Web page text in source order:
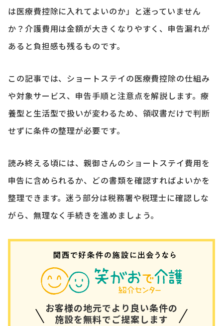
は医療費控除に入れてよいのか」と迷っていません
か？介護費用は金額が大きくなりやすく、申告漏れが
あると負担感も残るものです。
この記事では、ショートステイの医療費控除の仕組み
や対象サービス、申告手順と注意点を解説します。療
養型と生活型で扱いが変わるため、領収書だけで判断
せずに条件の整理が必要です。
読み終える頃には、親御さんのショートステイ費用を
申告に含められるか、どの書類を確認すればよいかを
整理できます。迷う部分は税務署や税理士に確認しな
がら、無理なく手続きを進めましょう。
お客様の地元でより良い条件の
施設を無料でご提案します